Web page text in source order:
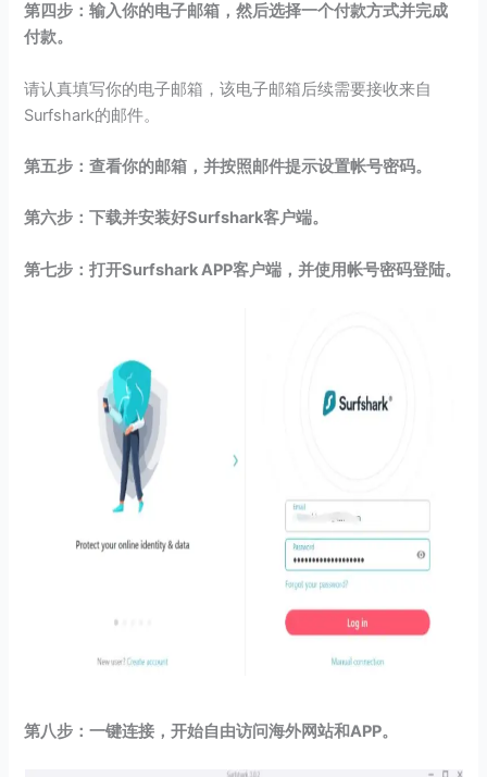
第四步：输入你的电子邮箱，然后选择一个付款方式并完成
付款。
请认真填写你的电子邮箱，该电子邮箱后续需要接收来自
Surfshark的邮件。
第五步：查看你的邮箱，并按照邮件提示设置帐号密码。
第六步：下载并安装好Surfshark客户端。
第七步：打开Surfshark APP客户端，并使用帐号密码登陆。
第八步：一键连接，开始自由访问海外网站和APP。